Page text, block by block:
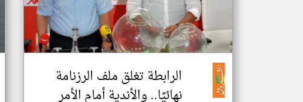
الرابطة تغلق ملف الرزنامة
نهائيًا.. والأندية أمام الأمر